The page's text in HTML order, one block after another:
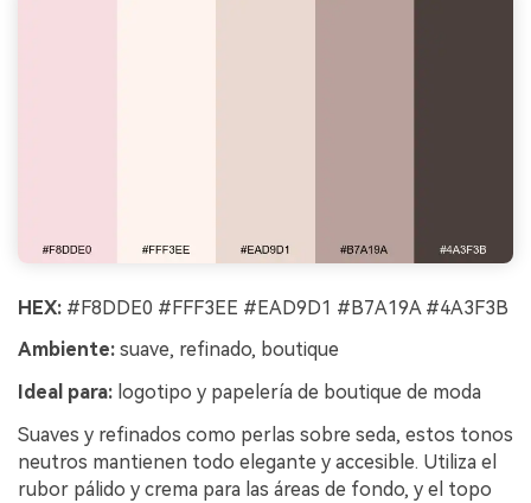
HEX: #F8DDE0 #FFF3EE #EAD9D1 #B7A19A #4A3F3B
Ambiente: suave, refinado, boutique
Ideal para: logotipo y papelería de boutique de moda
Suaves y refinados como perlas sobre seda, estos tonos
neutros mantienen todo elegante y accesible. Utiliza el
rubor pálido y crema para las áreas de fondo, y el topo